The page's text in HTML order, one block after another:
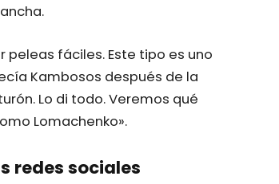
peleas fáciles. Este tipo es uno
Kambosos después de la
Lo di todo. Veremos qué
Lomachenko».
redes sociales